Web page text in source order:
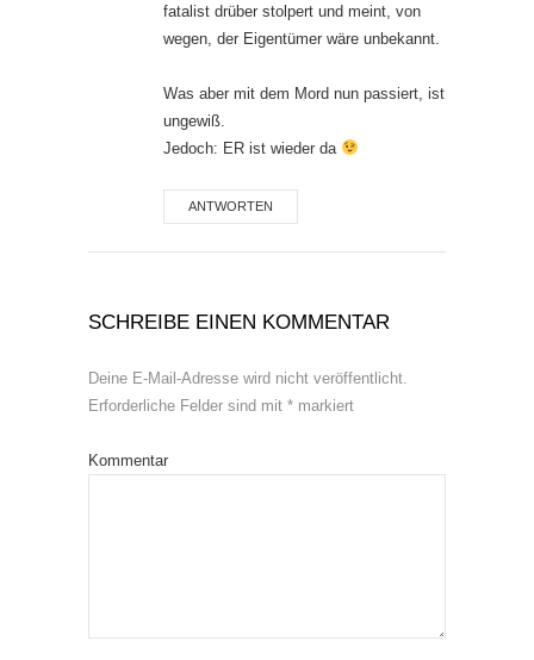
fatalist drüber stolpert und meint, von
wegen, der Eigentümer wäre unbekannt.
Was aber mit dem Mord nun passiert, ist
ungewiß.
Jedoch: ER ist wieder da
ANTWORTEN
SCHREIBE EINEN KOMMENTAR
Deine E-Mail-Adresse wird nicht veröffentlicht.
Erforderliche Felder sind mit * markiert
Kommentar